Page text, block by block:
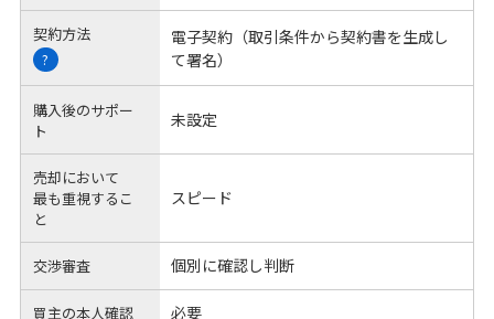
契約方法
?
電子契約（取引条件から契約書を生成し
て署名）
購入後のサポー
ト
未設定
売却において
最も重視するこ
と
スピード
交渉審査 個別に確認し判断
買主の本人確認 必要